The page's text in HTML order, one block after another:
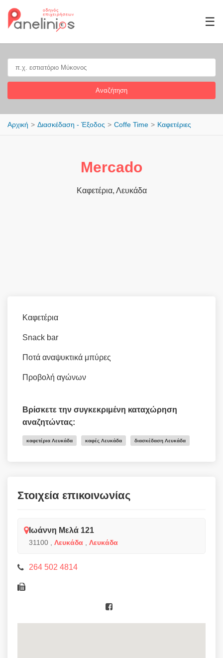
☰
Αναζήτηση
Αρχική Διασκέδαση - Έξοδος Coffe Time Καφετέριες
Mercado
Καφετέρια, Λευκάδα
Καφετέρια
Snack bar
Ποτά αναψυκτικά μπύρες
Προβολή αγώνων
Βρίσκετε την συγκεκριμένη καταχώρηση
αναζητώντας:
καφετέρια Λευκάδα καφές Λευκάδα διασκέδαση Λευκάδα
Στοιχεία επικοινωνίας
Ιωάννη Μελά 121
31100 Λευκάδα Λευκάδα
264 502 4814